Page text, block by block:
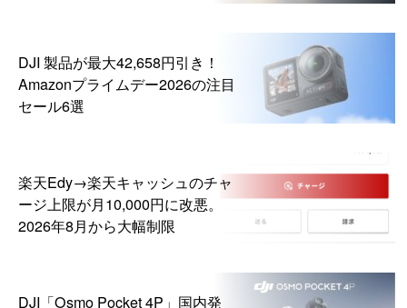
DJI 製品が最大42,658円引き！
Amazonプライムデー2026の注目
セール6選
楽天Edy→楽天キャッシュのチャ
ージ上限が月10,000円に改悪。
2026年8月から大幅制限
DJI「Osmo Pocket 4P」国内発